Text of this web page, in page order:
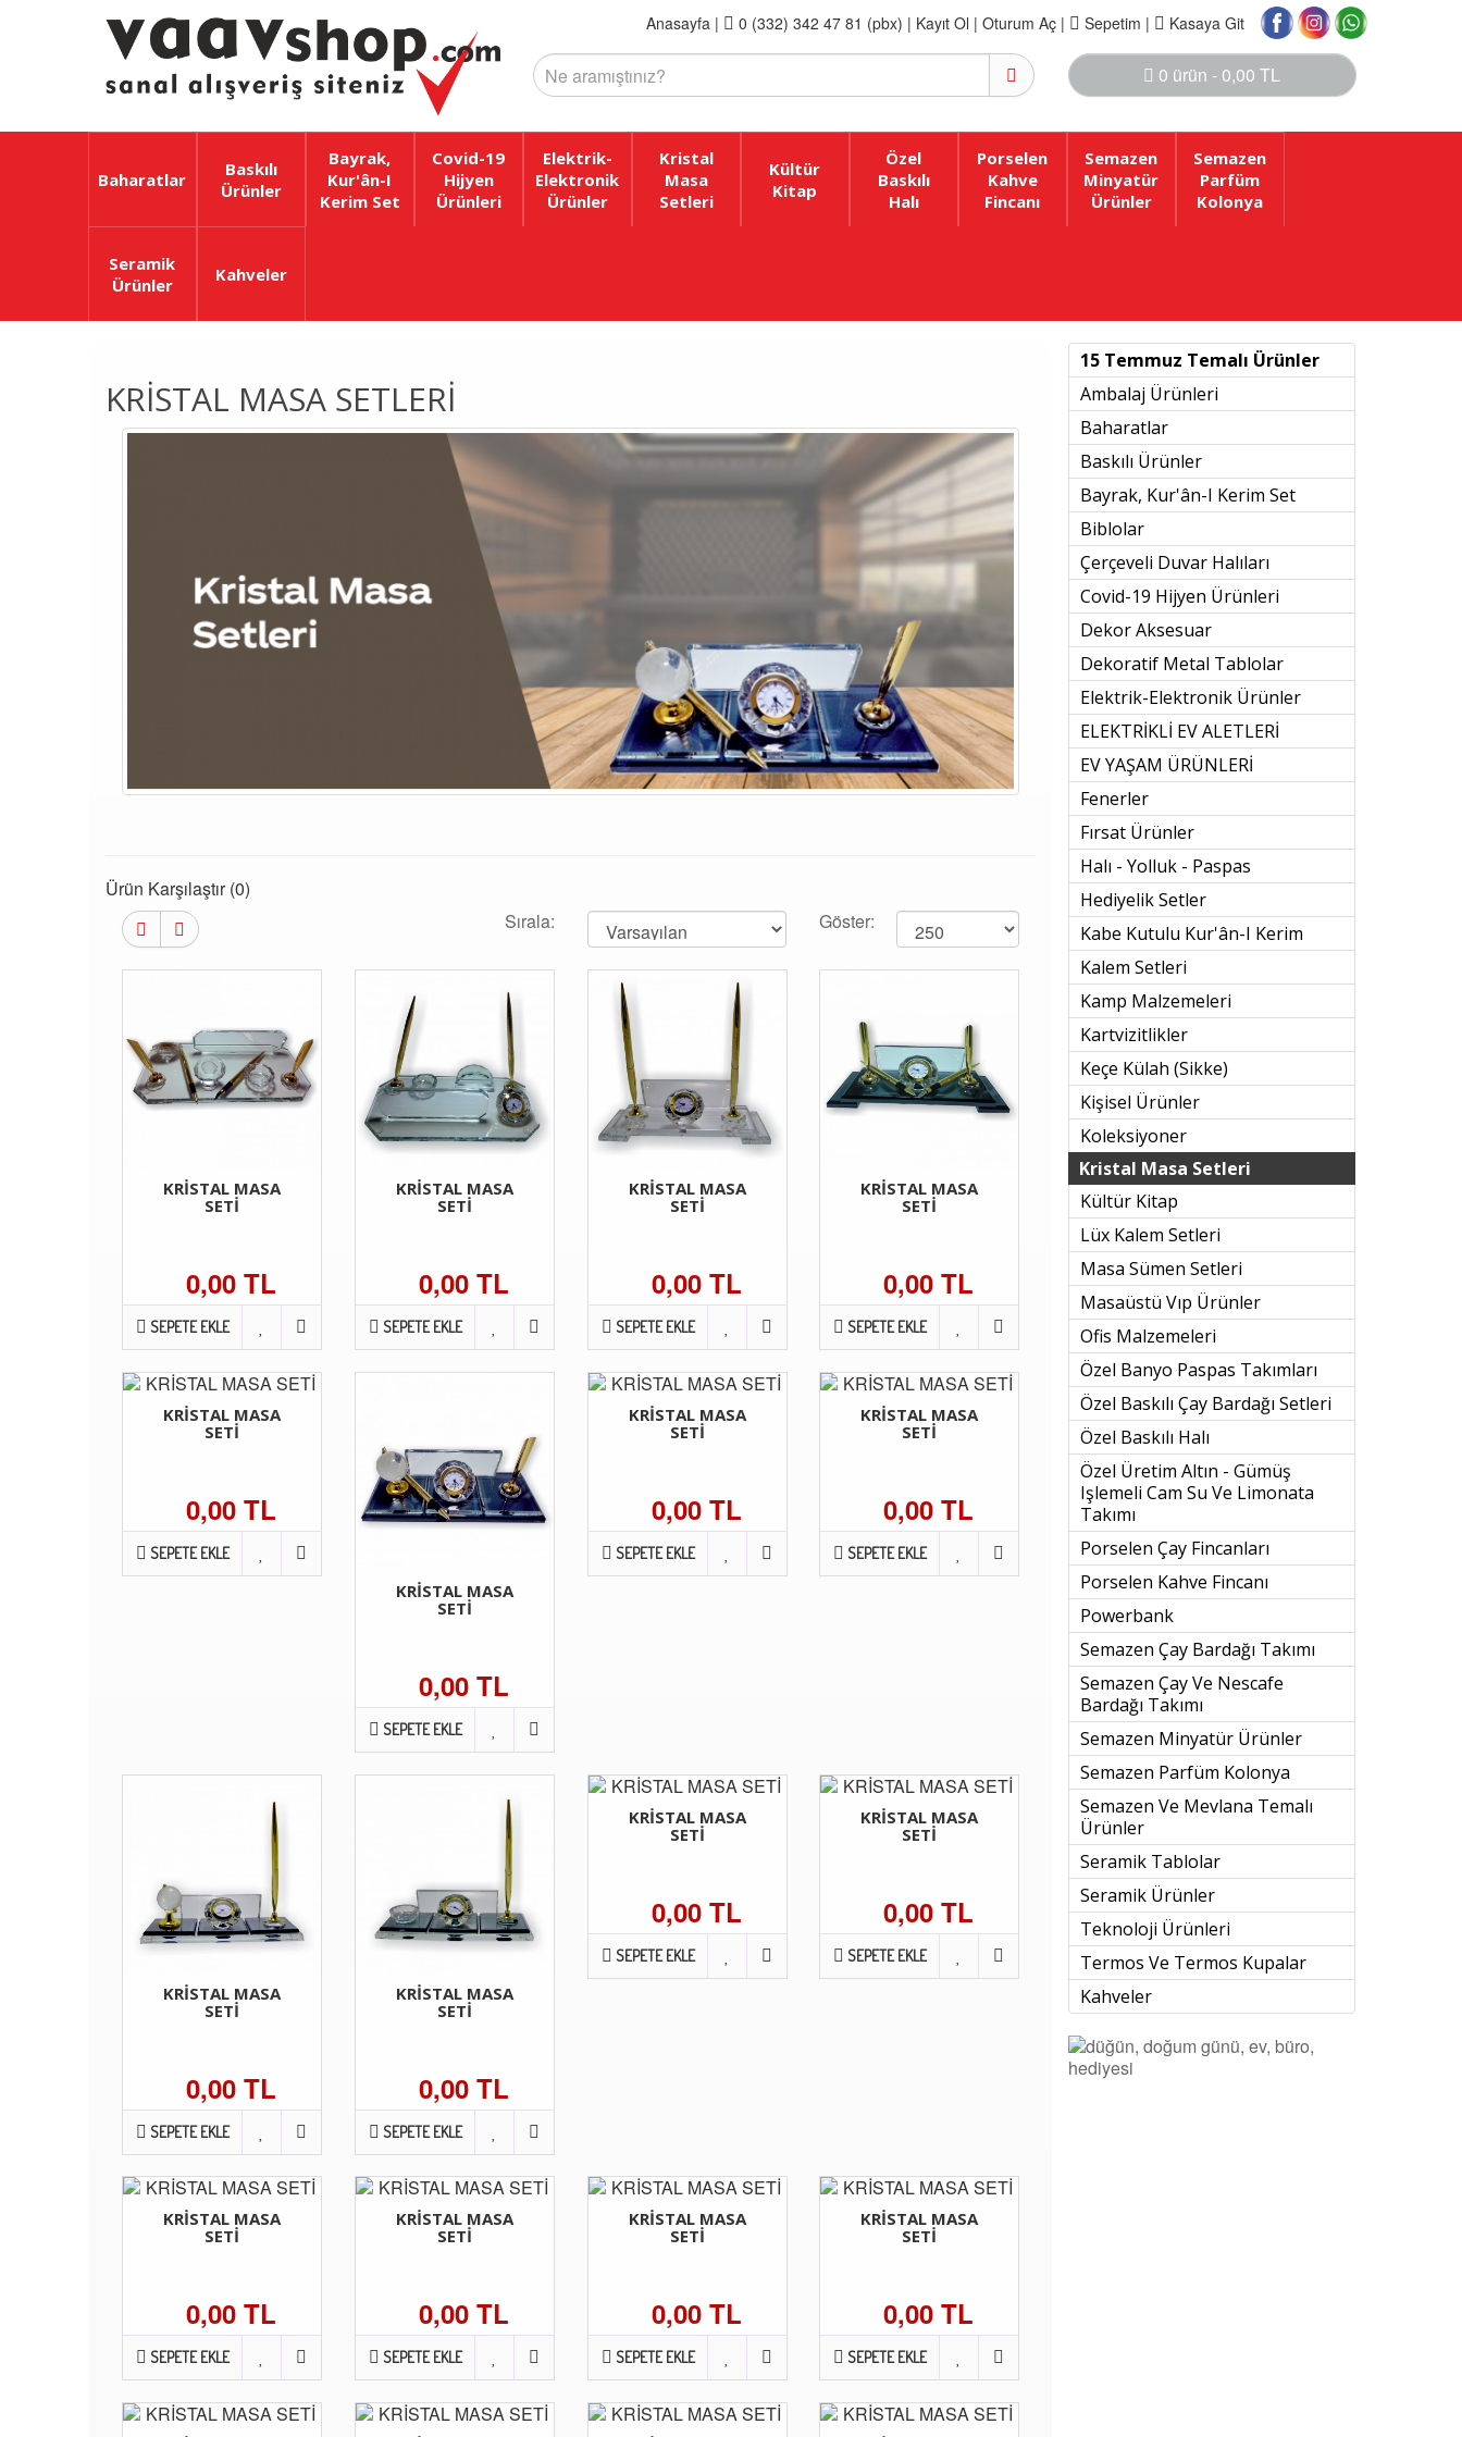
Anasayfa| 0 (332) 342 47 81 (pbx) | Kayıt Ol | Oturum Aç | Sepetim | Kasaya Git
0 ürün - 0,00 TL
Baharatlar
Baskılı
Ürünler
Bayrak,
Kur'ân-I
Kerim Set
Covid-19
Hijyen
Ürünleri
Elektrik-
Elektronik
Ürünler
Kristal
Masa
Setleri
Kültür
Kitap
Özel
Baskılı
Halı
Porselen
Kahve
Fincanı
Semazen
Minyatür
Ürünler
Semazen
Parfüm
Kolonya
Seramik
Ürünler
Kahveler
KRISTAL MASA SETLERI
Ürün Karşılaştır (0)
Sırala:
Göster:
KRİSTAL MASA
SETİ
0,00 TL
SEPETE EKLE
KRİSTAL MASA
SETİ
0,00 TL
SEPETE EKLE
KRİSTAL MASA
SETİ
0,00 TL
SEPETE EKLE
KRİSTAL MASA
SETİ
0,00 TL
SEPETE EKLE
KRİSTAL MASA
SETİ
0,00 TL
SEPETE EKLE
KRİSTAL MASA
SETİ
0,00 TL
SEPETE EKLE
KRİSTAL MASA
SETİ
0,00 TL
SEPETE EKLE
KRİSTAL MASA
SETİ
0,00 TL
SEPETE EKLE
KRİSTAL MASA
SETİ
0,00 TL
SEPETE EKLE
KRİSTAL MASA
SETİ
0,00 TL
SEPETE EKLE
KRİSTAL MASA
SETİ
0,00 TL
SEPETE EKLE
KRİSTAL MASA
SETİ
0,00 TL
SEPETE EKLE
KRİSTAL MASA
SETİ
0,00 TL
SEPETE EKLE
KRİSTAL MASA
SETİ
0,00 TL
SEPETE EKLE
KRİSTAL MASA
SETİ
0,00 TL
SEPETE EKLE
KRİSTAL MASA
SETİ
0,00 TL
SEPETE EKLE
15 Temmuz Temalı Ürünler
Ambalaj Ürünleri
Baharatlar
Baskılı Ürünler
Bayrak, Kur'ân-I Kerim Set
Biblolar
Çerçeveli Duvar Halıları
Covid-19 Hijyen Ürünleri
Dekor Aksesuar
Dekoratif Metal Tablolar
Elektrik-Elektronik Ürünler
ELEKTRİKLİ EV ALETLERİ
EV YAŞAM ÜRÜNLERİ
Fenerler
Fırsat Ürünler
Halı - Yolluk - Paspas
Hediyelik Setler
Kabe Kutulu Kur'ân-I Kerim
Kalem Setleri
Kamp Malzemeleri
Kartvizitlikler
Keçe Külah (sikke)
Kişisel Ürünler
Koleksiyoner
Kristal Masa Setleri
Kültür Kitap
Lüx Kalem Setleri
Masa Sümen Setleri
Masaüstü Vıp Ürünler
Ofis Malzemeleri
Özel Banyo Paspas Takımları
Özel Baskılı Çay Bardağı Setleri
Özel Baskılı Halı
Özel Üretim Altın - Gümüş
Işlemeli Cam Su Ve Limonata
Takımı
Porselen Çay Fincanları
Porselen Kahve Fincanı
Powerbank
Semazen Çay Bardağı Takımı
Semazen Çay Ve Nescafe
Bardağı Takımı
Semazen Minyatür Ürünler
Semazen Parfüm Kolonya
Semazen Ve Mevlana Temalı
Ürünler
Seramik Tablolar
Seramik Ürünler
Teknoloji Ürünleri
Termos Ve Termos Kupalar
Kahveler